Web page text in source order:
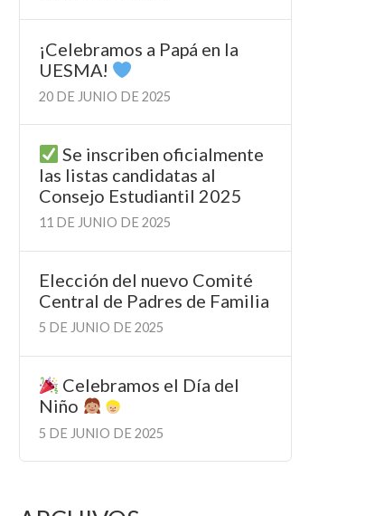
¡Celebramos a Papá en la
UESMA!
20 DE JUNIO DE 2025
Se inscriben oficialmente
las listas candidatas al
Consejo Estudiantil 2025
11 DE JUNIO DE 2025
Elección del nuevo Comité
Central de Padres de Familia
5 DE JUNIO DE 2025
Celebramos el Día del
Niño
5 DE JUNIO DE 2025